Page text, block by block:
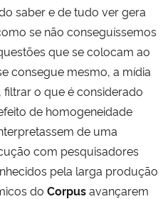
saber e de tudo ver gera
se não conseguíssemos
que se colocam ao
consegue mesmo, a mídia
o que é considerado
de homogeneidade 
de uma
com pesquisadores
pela larga produção
do Corpusavançarem